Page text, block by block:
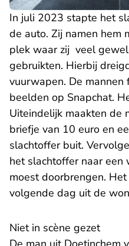
In juli 2023 stapte het
de auto. Zij namen hem
plek waar zij veel
gebruikten. Hierbij
vuurwapen. De
beelden op Snapchat.
Uiteindelijk maakten de
briefje van 10 euro en
slachtoffer buit.
het slachtoffer naar een
moest doorbrengen.
volgende dag uit de
Niet in scène gezet